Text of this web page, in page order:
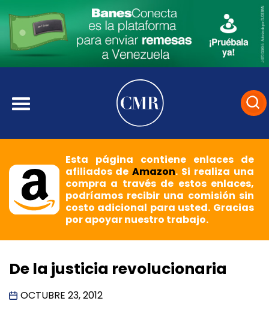
Esta página contiene enlaces de
afiliados deAmazon. Si realiza una
compra a través de estos enlaces,
podríamos recibir una comisión sin
costo adicional para usted. Gracias
por apoyar nuestro trabajo.
De la justicia revolucionaria
OCTUBRE 23, 2012